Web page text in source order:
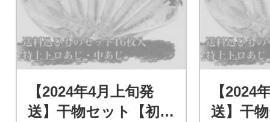
【2024年4月上旬発
送】干物セット【初島
【2024
送】干